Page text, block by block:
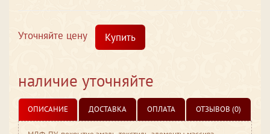
Уточняйте цену Купить
наличие уточняйте
ОПИСАНИЕ ДОСТАВКА ОПЛАТА ОТЗЫВОВ (0)